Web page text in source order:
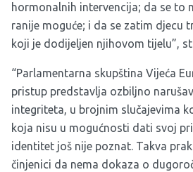
hormonalnih intervencija; da se to
ranije moguće; i da se zatim djecu
koji je dodijeljen njihovom tijelu”,
“Parlamentarna skupština Vijeća
pristup predstavlja ozbiljno
integriteta, u brojnim slučajevima
koja nisu u mogućnosti dati svoj
identitet još nije poznat. Takva
činjenici da nema dokaza o